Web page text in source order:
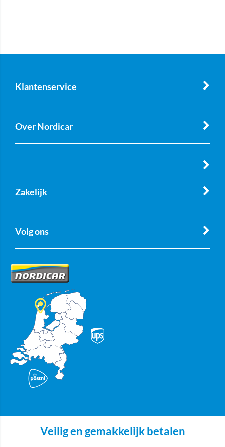
Klantenservice
Over Nordicar
Zakelijk
Volg ons
Veilig en gemakkelijk betalen